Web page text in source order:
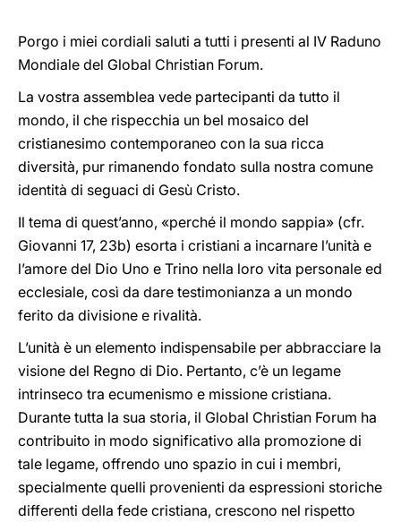
Porgo i miei cordiali saluti a tutti i presenti al IV Raduno
Mondiale del Global Christian Forum.
La vostra assemblea vede partecipanti da tutto il
mondo, il che rispecchia un bel mosaico del
cristianesimo contemporaneo con la sua ricca
diversità, pur rimanendo fondato sulla nostra comune
identità di seguaci di Gesù Cristo.
Il tema di quest’anno, «perché il mondo sappia» (cfr.
Giovanni 17, 23b) esorta i cristiani a incarnare l’unità e
l’amore del Dio Uno e Trino nella loro vita personale ed
ecclesiale, così da dare testimonianza a un mondo
ferito da divisione e rivalità.
L’unità è un elemento indispensabile per abbracciare la
visione del Regno di Dio. Pertanto, c’è un legame
intrinseco tra ecumenismo e missione cristiana.
Durante tutta la sua storia, il Global Christian Forum ha
contribuito in modo significativo alla promozione di
tale legame, offrendo uno spazio in cui i membri,
specialmente quelli provenienti da espressioni storiche
differenti della fede cristiana, crescono nel rispetto